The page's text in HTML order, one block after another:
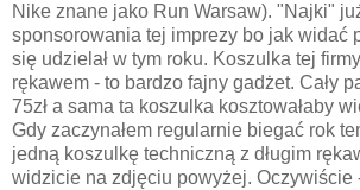
Nike znane jako Run Warsaw). "Najki"
sponsorowania tej imprezy bo jak widać
się udzielał w tym roku. Koszulka tej
rękawem - to bardzo fajny gadżet. Cały
75zł a sama ta koszulka kosztowałaby
Gdy zaczynałem regularnie biegać rok
jedną koszulkę techniczną z długim
widzicie na zdjęciu powyżej. Oczywiście